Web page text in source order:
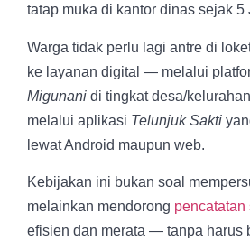
tatap muka di kantor dinas sejak 5
Warga tidak perlu lagi antre di
ke layanan digital — melalui
Migunani di tingkat desa/
melalui aplikasi Telunjuk Sakti
lewat Android maupun web.
Kebijakan ini bukan soal
melainkan mendorong pencatatan
efisien dan merata — tanpa harus